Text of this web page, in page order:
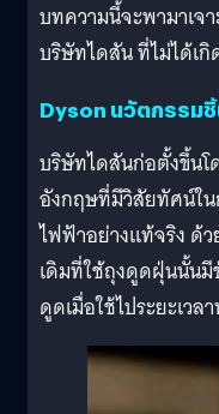
บทความนี้จะพามาเจ
บริษัทไดสัน ที่ไม่ได้เกิ
Dyson นวัตกรรม
บริษัทไดสันก่อตั้งขึ้นโ
อังกฤษที่มีวิสัยทัศน์ใน
ไฟฟ้าอย่างแท้จริง ด้
เดิมที่ใช้ถุงดูดฝุ่นนั้น
ดูดเมื่อใช้ไประยะเว